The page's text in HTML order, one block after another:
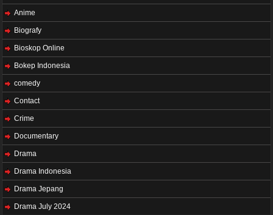
Anime
Biografy
Bioskop Online
Bokep Indonesia
comedy
Contact
Crime
Documentary
Drama
Drama Indonesia
Drama Jepang
Drama July 2024